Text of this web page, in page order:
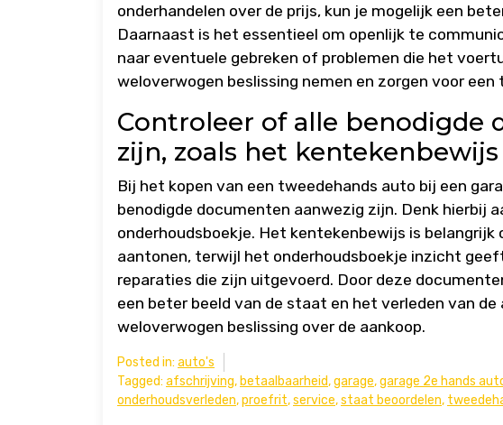
onderhandelen over de prijs, kun je mogelijk een
Daarnaast is het essentieel om openlijk te
naar eventuele gebreken of problemen die het
weloverwogen beslissing nemen en zorgen voor
Controleer of alle benodigde
zijn, zoals het
Bij het kopen van een tweedehands auto bij een
benodigde documenten aanwezig zijn. Denk hierbij
onderhoudsboekje. Het kentekenbewijs is
aantonen, terwijl het onderhoudsboekje inzicht
reparaties die zijn uitgevoerd. Door deze
een beter beeld van de staat en het verleden van
weloverwogen beslissing over de aankoop.
Posted in: auto's
Tagged: afschrijving, betaalbaarheid,garage,garage 2e hands
onderhoudsverleden,proefrit,service,staat beoordelen,